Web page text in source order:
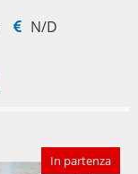
N/D
In partenza